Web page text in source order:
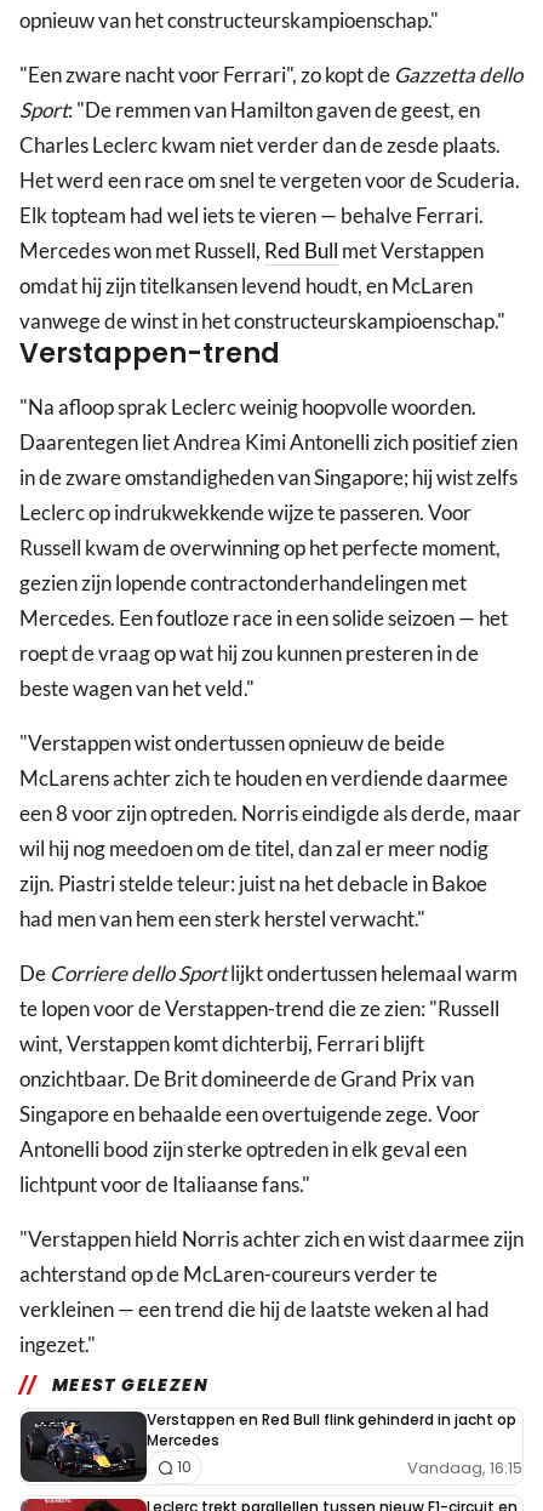
opnieuw van het constructeurskampioenschap."
"Een zware nacht voor Ferrari", zo kopt de Gazzetta dello
Sport: "De remmen van Hamilton gaven de geest, en
Charles Leclerc kwam niet verder dan de zesde plaats.
Het werd een race om snel te vergeten voor de Scuderia.
Elk topteam had wel iets te vieren — behalve Ferrari.
Mercedes won met Russell, Red Bull met Verstappen
omdat hij zijn titelkansen levend houdt, en McLaren
vanwege de winst in het constructeurskampioenschap."
Verstappen-trend
"Na afloop sprak Leclerc weinig hoopvolle woorden.
Daarentegen liet Andrea Kimi Antonelli zich positief zien
in de zware omstandigheden van Singapore; hij wist zelfs
Leclerc op indrukwekkende wijze te passeren. Voor
Russell kwam de overwinning op het perfecte moment,
gezien zijn lopende contractonderhandelingen met
Mercedes. Een foutloze race in een solide seizoen — het
roept de vraag op wat hij zou kunnen presteren in de
beste wagen van het veld."
"Verstappen wist ondertussen opnieuw de beide
McLarens achter zich te houden en verdiende daarmee
een 8 voor zijn optreden. Norris eindigde als derde, maar
wil hij nog meedoen om de titel, dan zal er meer nodig
zijn. Piastri stelde teleur: juist na het debacle in Bakoe
had men van hem een sterk herstel verwacht."
De Corriere dello Sportlijkt ondertussen helemaal warm
te lopen voor de Verstappen-trend die ze zien: "Russell
wint, Verstappen komt dichterbij, Ferrari blijft
onzichtbaar. De Brit domineerde de Grand Prix van
Singapore en behaalde een overtuigende zege. Voor
Antonelli bood zijn sterke optreden in elk geval een
lichtpunt voor de Italiaanse fans."
"Verstappen hield Norris achter zich en wist daarmee zijn
achterstand op de McLaren-coureurs verder te
verkleinen — een trend die hij de laatste weken al had
ingezet."
MEEST GELEZEN
Verstappen en Red Bull flink gehinderd in jacht op
Mercedes
Vandaag, 16:15
10